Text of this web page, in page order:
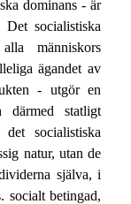
dominans - är
socialistiska
människors
ägandet av
- utgör en
därmed statligt
socialistiska
natur, utan de
själva, i
socialt betingad,